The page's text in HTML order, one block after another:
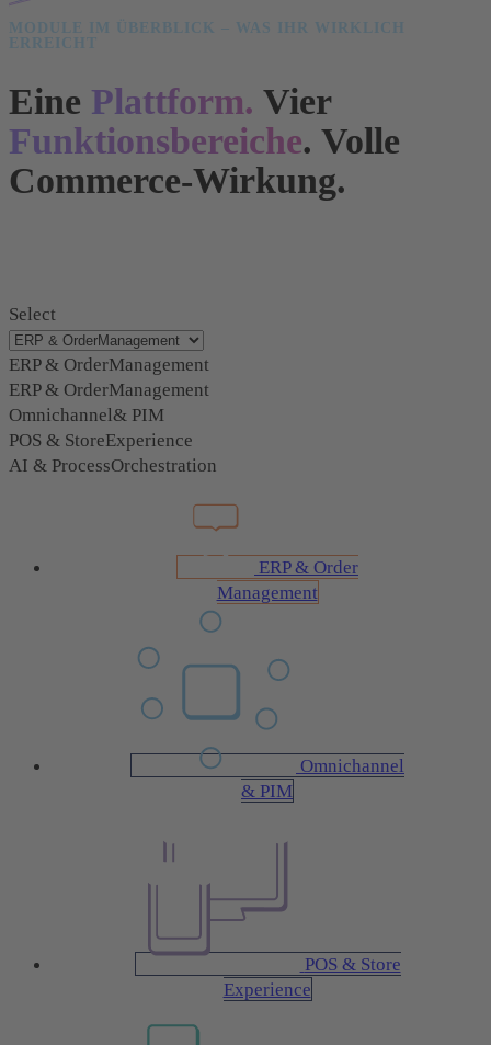
MODULE IM ÜBERBLICK – WAS IHR WIRKLICH
ERREICHT
Eine Plattform. Vier
Funktionsbereiche. Volle
Commerce-Wirkung.
Select
ERP & OrderManagement
ERP & OrderManagement
Omnichannel& PIM
POS & StoreExperience
AI & ProcessOrchestration
ERP & Order
Management
Omnichannel
& PIM
POS & Store
Experience